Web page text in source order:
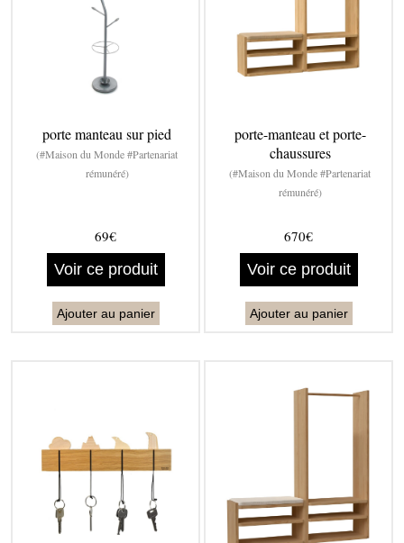
porte manteau sur pied
(#Maison du Monde #Partenariat
rémunéré)
69€
Voir ce produit
Ajouter au panier
porte-manteau et porte-
chaussures
(#Maison du Monde #Partenariat
rémunéré)
670€
Voir ce produit
Ajouter au panier